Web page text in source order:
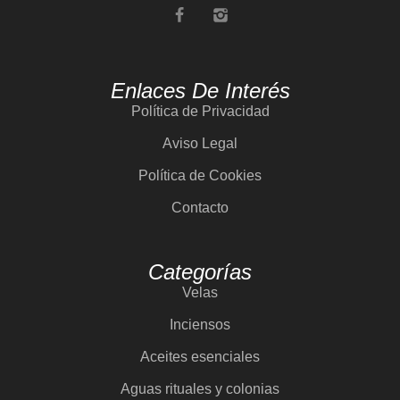
Enlaces De Interés
Política de Privacidad
Aviso Legal
Política de Cookies
Contacto
Categorías
Velas
Inciensos
Aceites esenciales
Aguas rituales y colonias